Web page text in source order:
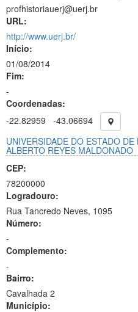
profhistoriauerj@uerj.br
URL:
http://www.uerj.br/
Início:
01/08/2014
Fim:
-
Coordenadas:
-22.82959
-43.06694
UNIVERSIDADE DO ESTADO
ALBERTO REYES MALDONADO
CEP:
78200000
Logradouro:
Rua Tancredo Neves, 1095
Número:
-
Complemento:
-
Bairro:
Cavalhada 2
Município: